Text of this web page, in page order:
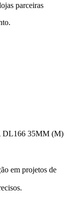
parceiras
35MM (M)
em projetos de